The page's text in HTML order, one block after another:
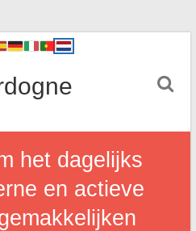
het dagelijks
en actieve